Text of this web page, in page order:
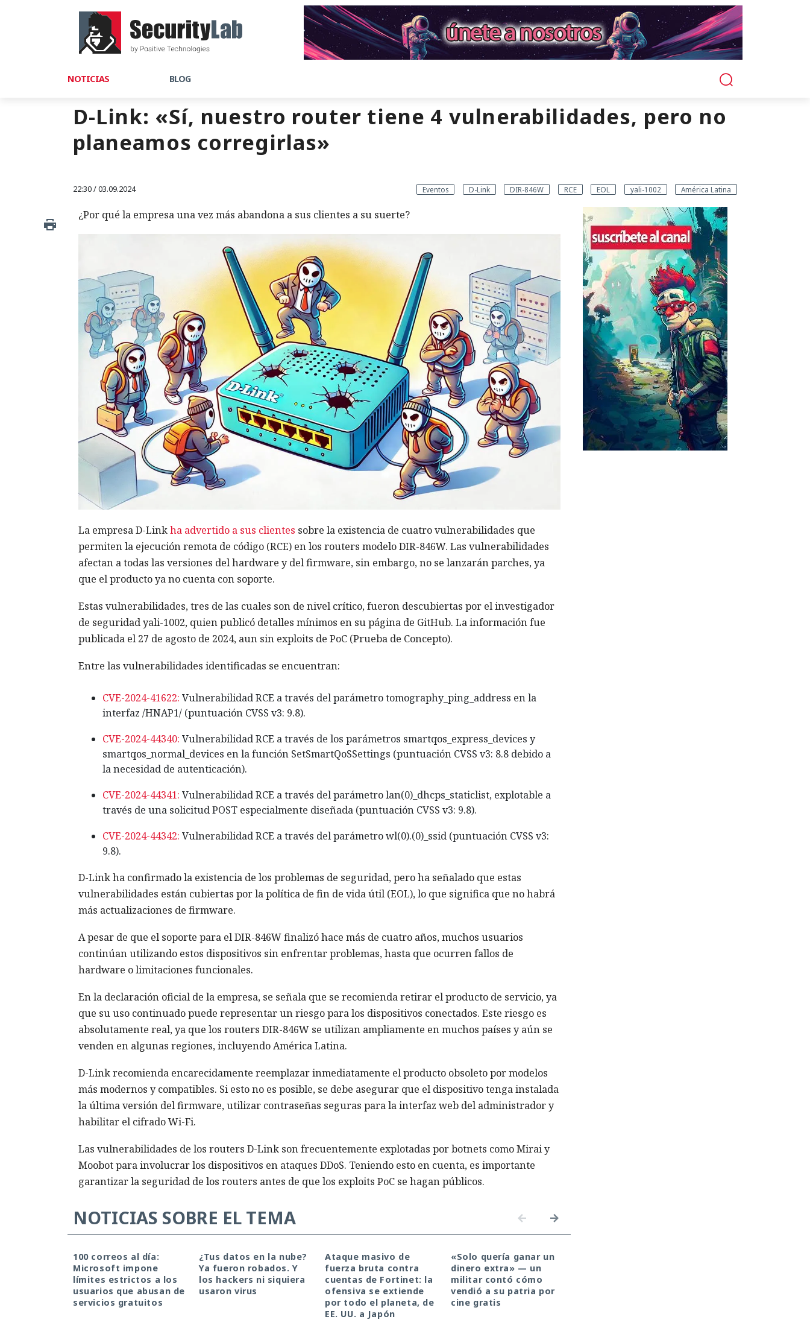
NOTICIAS BLOG
D-Link: «Sí, nuestro router tiene 4 vulnerabilidades, pero no
planeamos corregirlas»
22:30 / 03.09.2024 Eventos D-Link DIR-846W RCE EOL yali-1002 América Latina
¿Por qué la empresa una vez más abandona a sus clientes a su suerte?
La empresa D-Linkha advertido a sus clientes sobre la existencia de cuatro vulnerabilidades que
permiten la ejecución remota de código (RCE) en los routers modelo DIR-846W. Las vulnerabilidades
afectan a todas las versiones del hardware y del firmware, sin embargo, no se lanzarán parches, ya
que el producto ya no cuenta con soporte.
Estas vulnerabilidades, tres de las cuales son de nivel crítico, fueron descubiertas por el investigador
de seguridad yali-1002, quien publicó detalles mínimos en su página de GitHub. La información fue
publicada el 27 de agosto de 2024, aun sin exploits de PoC (Prueba de Concepto).
Entre las vulnerabilidades identificadas se encuentran:
CVE-2024-41622: Vulnerabilidad RCE a través del parámetro tomography_ping_address en la
interfaz /HNAP1/ (puntuación CVSS v3: 9.8).
CVE-2024-44340: Vulnerabilidad RCE a través de los parámetros smartqos_express_devices y
smartqos_normal_devices en la función SetSmartQoSSettings (puntuación CVSS v3: 8.8 debido a
la necesidad de autenticación).
CVE-2024-44341: Vulnerabilidad RCE a través del parámetro lan(0)_dhcps_staticlist, explotable a
través de una solicitud POST especialmente diseñada (puntuación CVSS v3: 9.8).
CVE-2024-44342: Vulnerabilidad RCE a través del parámetro wl(0).(0)_ssid (puntuación CVSS v3:
9.8).
D-Link ha confirmado la existencia de los problemas de seguridad, pero ha señalado que estas
vulnerabilidades están cubiertas por la política de fin de vida útil (EOL), lo que significa que no habrá
más actualizaciones de firmware.
A pesar de que el soporte para el DIR-846W finalizó hace más de cuatro años, muchos usuarios
continúan utilizando estos dispositivos sin enfrentar problemas, hasta que ocurren fallos de
hardware o limitaciones funcionales.
En la declaración oficial de la empresa, se señala que se recomienda retirar el producto de servicio, ya
que su uso continuado puede representar un riesgo para los dispositivos conectados. Este riesgo es
absolutamente real, ya que los routers DIR-846W se utilizan ampliamente en muchos países y aún se
venden en algunas regiones, incluyendo América Latina.
D-Link recomienda encarecidamente reemplazar inmediatamente el producto obsoleto por modelos
más modernos y compatibles. Si esto no es posible, se debe asegurar que el dispositivo tenga instalada
la última versión del firmware, utilizar contraseñas seguras para la interfaz web del administrador y
habilitar el cifrado Wi-Fi.
Las vulnerabilidades de los routers D-Link son frecuentemente explotadas por botnets como Mirai y
Moobot para involucrar los dispositivos en ataques DDoS. Teniendo esto en cuenta, es importante
garantizar la seguridad de los routers antes de que los exploits PoC se hagan públicos.
NOTICIAS SOBRE EL TEMA
100 correos al día:
Microsoft impone
límites estrictos a los
usuarios que abusan de
servicios gratuitos
¿Tus datos en la nube?
Ya fueron robados. Y
los hackers ni siquiera
usaron virus
Ataque masivo de
fuerza bruta contra
cuentas de Fortinet: la
ofensiva se extiende
por todo el planeta, de
EE. UU. a Japón
«Solo quería ganar un
dinero extra» — un
militar contó cómo
vendió a su patria por
cine gratis